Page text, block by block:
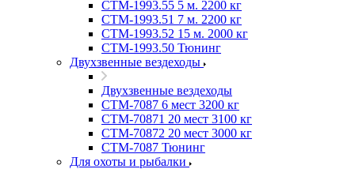
СТМ-1993.55 5 м. 2200 кг
СТМ-1993.51 7 м. 2200 кг
СТМ-1993.52 15 м. 2000 кг
СТМ-1993.50 Тюнинг
Двухзвенные вездеходы
Двухзвенные вездеходы
СТМ-7087 6 мест 3200 кг
СТМ-70871 20 мест 3100 кг
СТМ-70872 20 мест 3000 кг
СТМ-7087 Тюнинг
Для охоты и рыбалки